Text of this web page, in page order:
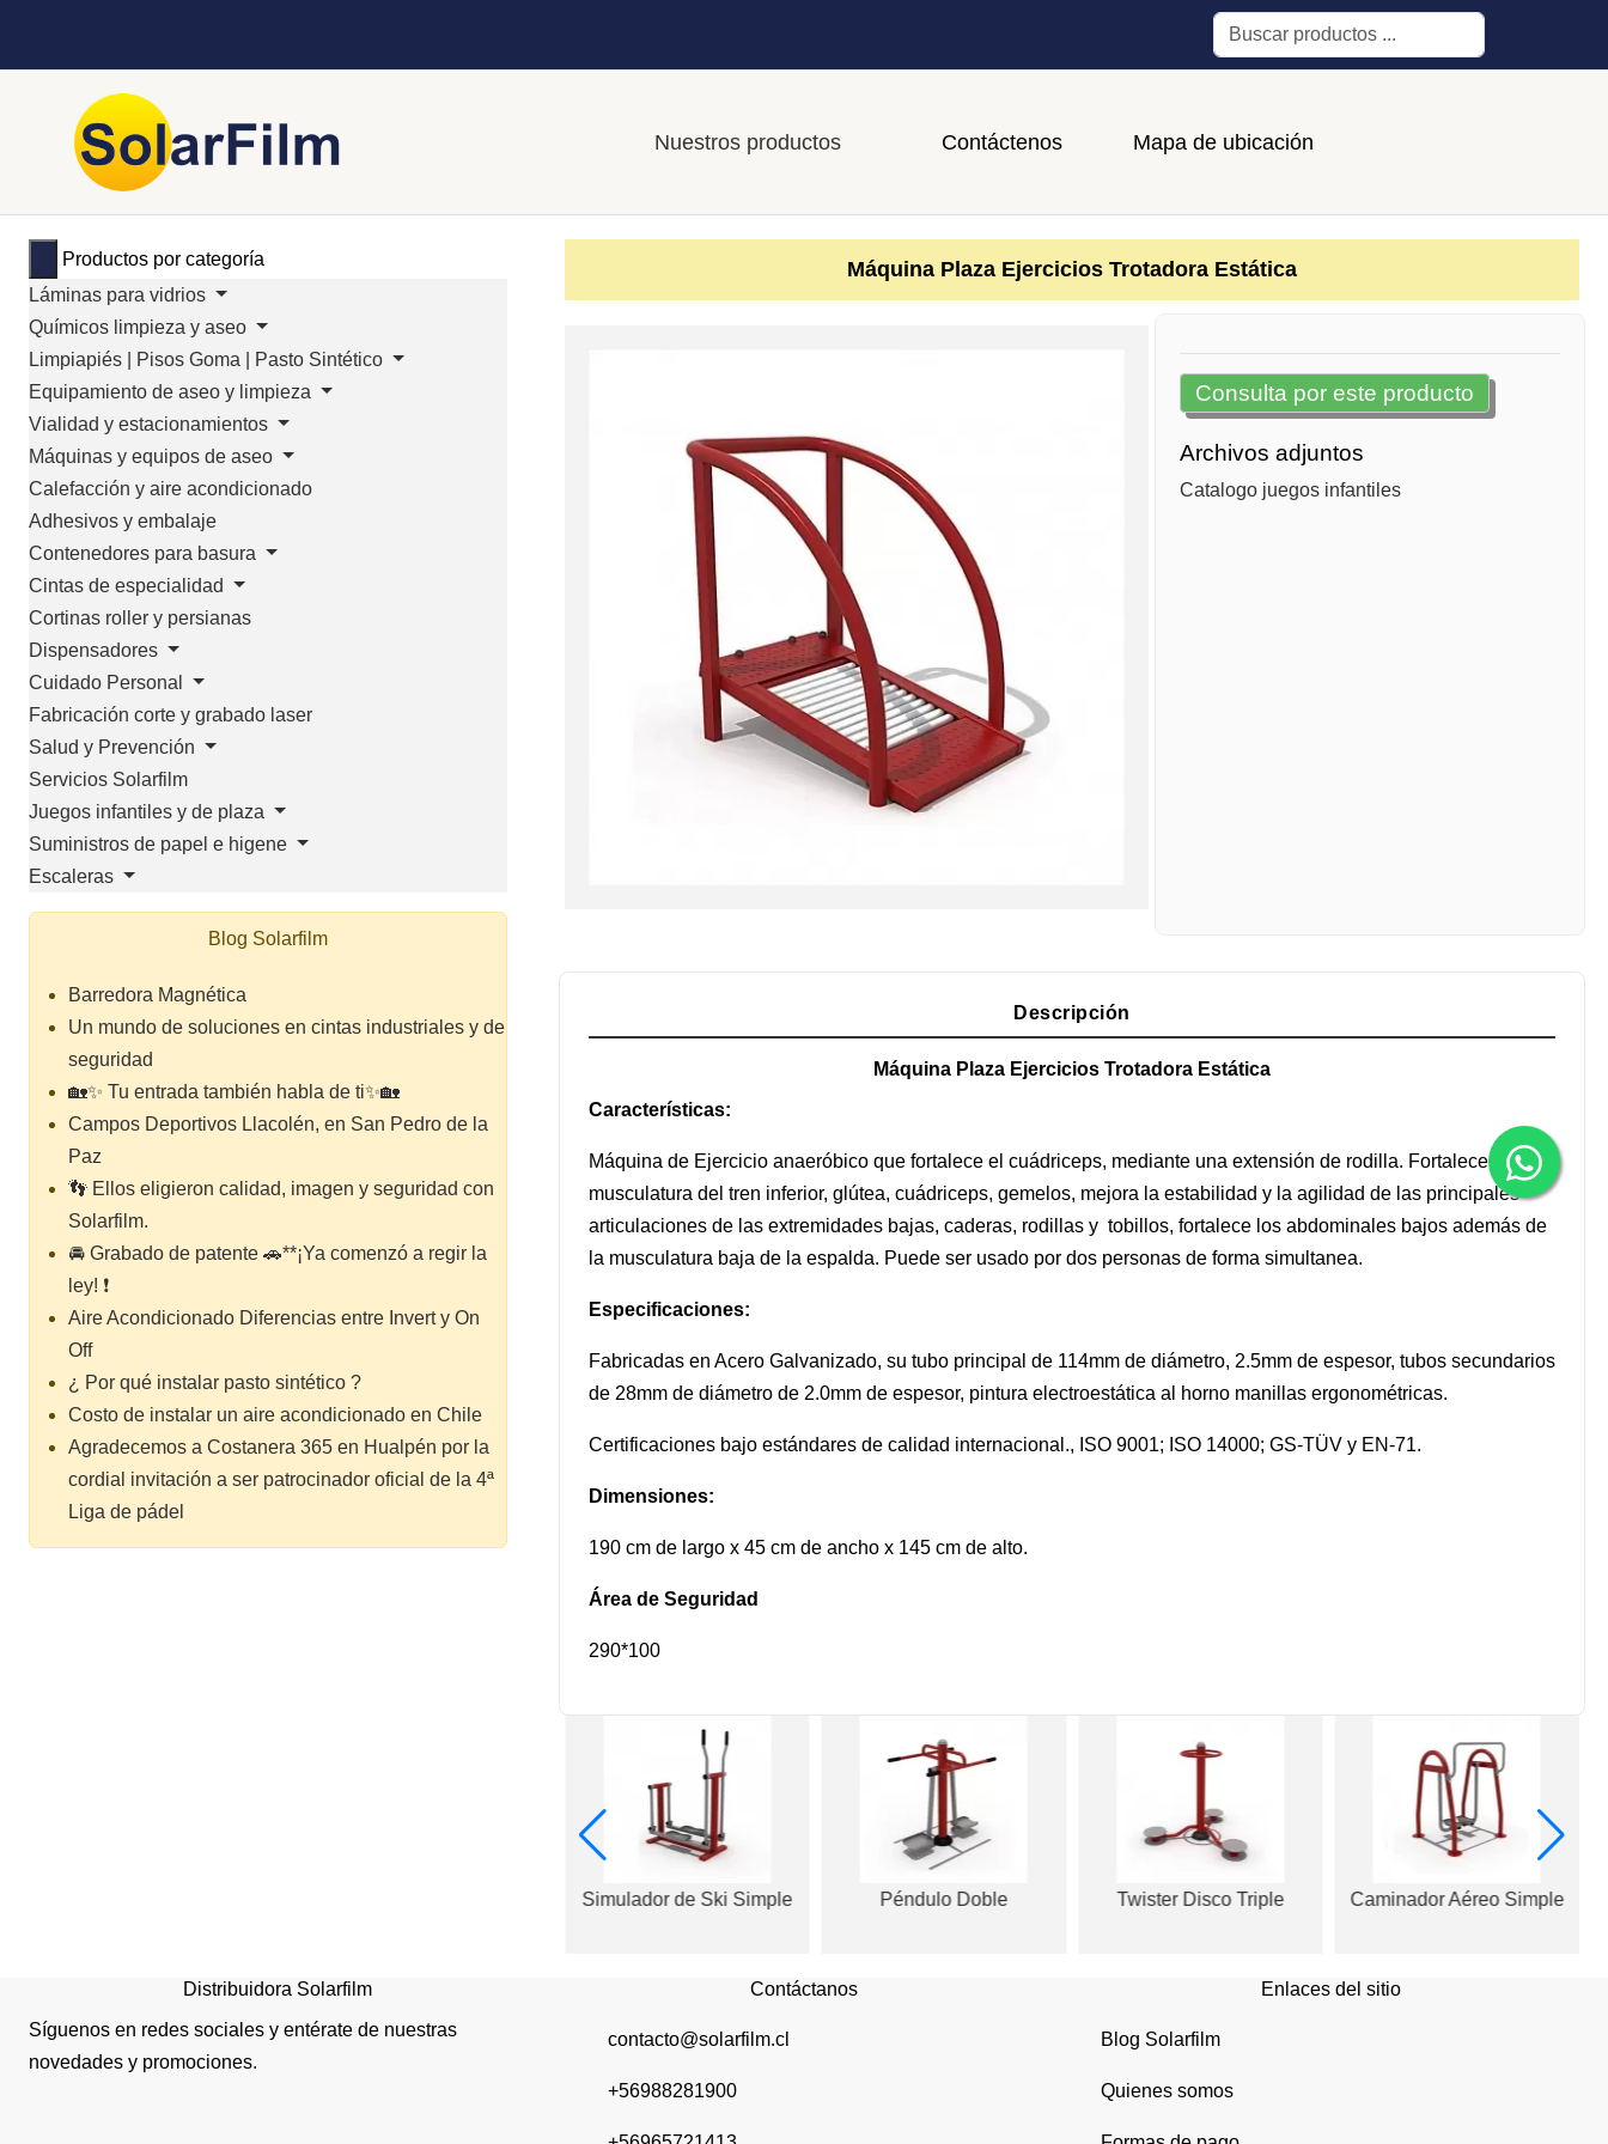
Buscar
Nuestros productos Contáctenos Mapa de ubicación
Productos por categoría
Láminas para vidrios
Químicos limpieza y aseo
Limpiapiés | Pisos Goma | Pasto Sintético
Equipamiento de aseo y limpieza
Vialidad y estacionamientos
Máquinas y equipos de aseo
Calefacción y aire acondicionado
Adhesivos y embalaje
Contenedores para basura
Cintas de especialidad
Cortinas roller y persianas
Dispensadores
Cuidado Personal
Fabricación corte y grabado laser
Salud y Prevención
Servicios Solarfilm
Juegos infantiles y de plaza
Suministros de papel e higene
Escaleras
Blog Solarfilm
Barredora Magnética
Un mundo de soluciones en cintas industriales y de
seguridad
🏡✨ Tu entrada también habla de ti✨🏡
Campos Deportivos Llacolén, en San Pedro de la
Paz
👣 Ellos eligieron calidad, imagen y seguridad con
Solarfilm.
🚘 Grabado de patente 🚗**¡Ya comenzó a regir la
ley! ❗
Aire Acondicionado Diferencias entre Invert y On
Off
¿ Por qué instalar pasto sintético ?
Costo de instalar un aire acondicionado en Chile
Agradecemos a Costanera 365 en Hualpén por la
cordial invitación a ser patrocinador oficial de la 4ª
Liga de pádel
Máquina Plaza Ejercicios Trotadora Estática
Consulta por este producto
Archivos adjuntos
Catalogo juegos infantiles
Descripción
Máquina Plaza Ejercicios Trotadora Estática
Características:
Máquina de Ejercicio anaeróbico que fortalece el cuádriceps, mediante una extensión de rodilla. Fortalece la
musculatura del tren inferior, glútea, cuádriceps, gemelos, mejora la estabilidad y la agilidad de las principales
articulaciones de las extremidades bajas, caderas, rodillas y tobillos, fortalece los abdominales bajos además de
la musculatura baja de la espalda. Puede ser usado por dos personas de forma simultanea.
Especificaciones:
Fabricadas en Acero Galvanizado, su tubo principal de 114mm de diámetro, 2.5mm de espesor, tubos secundarios
de 28mm de diámetro de 2.0mm de espesor, pintura electroestática al horno manillas ergonométricas.
Certificaciones bajo estándares de calidad internacional., ISO 9001; ISO 14000; GS-TÜV y EN-71.
Dimensiones:
190 cm de largo x 45 cm de ancho x 145 cm de alto.
Área de Seguridad
290*100
Simulador de Ski Simple Péndulo Doble Twister Disco Triple Caminador Aéreo Simple
Distribuidora Solarfilm
Síguenos en redes sociales y entérate de nuestras
novedades y promociones.
Contáctanos
contacto@solarfilm.cl
+56988281900
Enlaces del sitio
Blog Solarfilm
Quienes somos